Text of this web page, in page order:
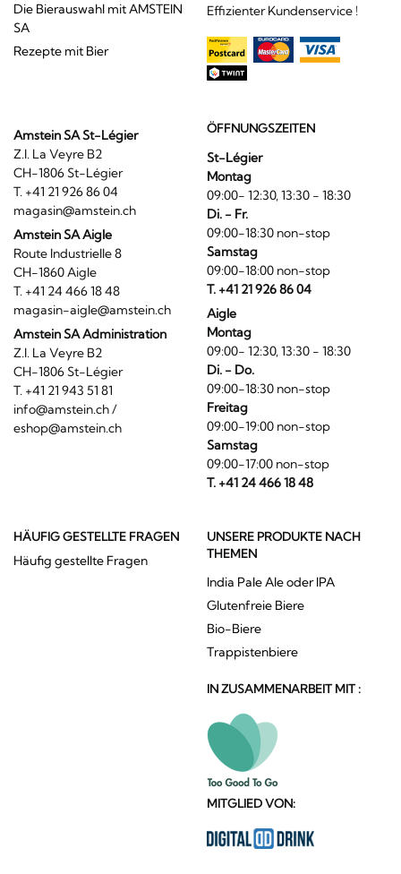
Die Bierauswahl mit AMSTEIN
SA
Rezepte mit Bier
Effizienter Kundenservice !
Amstein SA St-Légier
Z.I. La Veyre B2
CH-1806 St-Légier
T. +41 21 926 86 04
magasin@amstein.ch
Amstein SA Aigle
Route Industrielle 8
CH-1860 Aigle
T. +41 24 466 18 48
magasin-aigle@amstein.ch
Amstein SA Administration
Z.I. La Veyre B2
CH-1806 St-Légier
T. +41 21 943 51 81
info@amstein.ch/
eshop@amstein.ch
ÖFFNUNGSZEITEN
St-Légier
Montag
09:00- 12:30, 13:30 - 18:30
Di. - Fr.
09:00-18:30 non-stop
Samstag
09:00-18:00 non-stop
T. +41 21 926 86 04
Aigle
Montag
09:00- 12:30, 13:30 - 18:30
Di. - Do.
09:00-18:30 non-stop
Freitag
09:00-19:00 non-stop
Samstag
09:00-17:00 non-stop
T. +41 24 466 18 48
HÄUFIG GESTELLTE FRAGEN
Häufig gestellte Fragen
UNSERE PRODUKTE NACH
THEMEN
India Pale Ale oder IPA
Glutenfreie Biere
Bio-Biere
Trappistenbiere
IN ZUSAMMENARBEIT MIT :
MITGLIED VON: